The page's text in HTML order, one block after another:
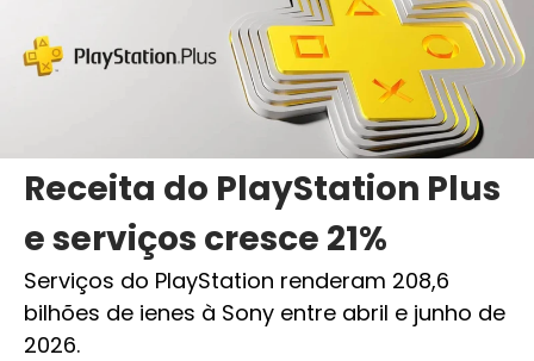
Receita do PlayStation Plus
e serviços cresce 21%
Serviços do PlayStation renderam 208,6
bilhões de ienes à Sony entre abril e junho de
2026.